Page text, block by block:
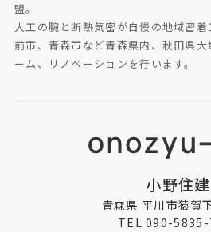
盟。
大工の腕と断熱気密が自慢の地域密
前市、青森市など青森県内、秋田県
ーム、リノベーションを行います。
小野住建
青森県 平川市猿賀
TEL 090-5835-